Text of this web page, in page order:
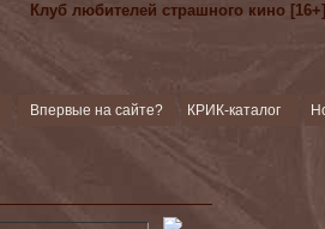
Клуб любителей страшного кино [16+]
Впервые на сайте? КРИК-каталог